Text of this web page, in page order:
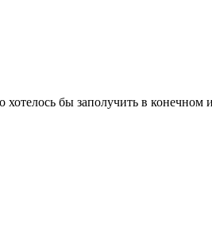
бы заполучить в конечном